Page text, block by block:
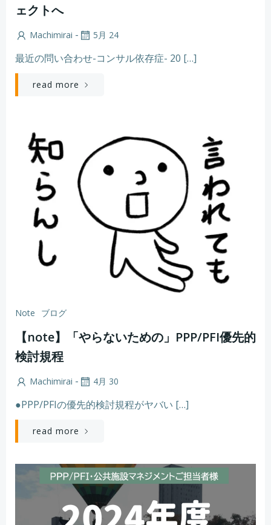
ェクトへ
Machimirai - 5月 24
最近の問い合わせ-コンサル依存症- 20 […]
read more
Note ブログ
【note】「やらないための」PPP/PFI優先的
検討規程
Machimirai - 4月 30
●PPP/PFIの優先的検討規程がヤバい […]
read more